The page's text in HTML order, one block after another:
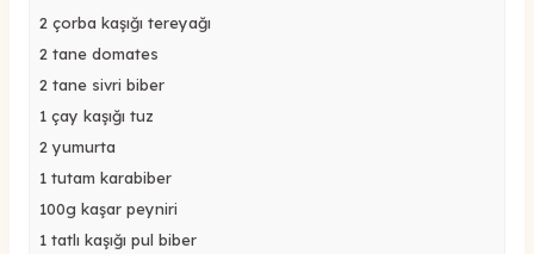
2 çorba kaşığı tereyağı
2 tane domates
2 tane sivri biber
1 çay kaşığı tuz
2 yumurta
1 tutam karabiber
100g kaşar peyniri
1 tatlı kaşığı pul biber